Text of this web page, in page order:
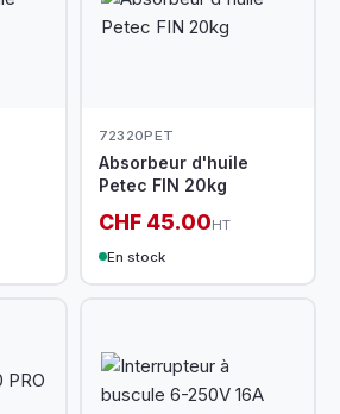
72320PET
Absorbeur d'huile
Petec FIN 20kg
CHF 45.00HT
En stock